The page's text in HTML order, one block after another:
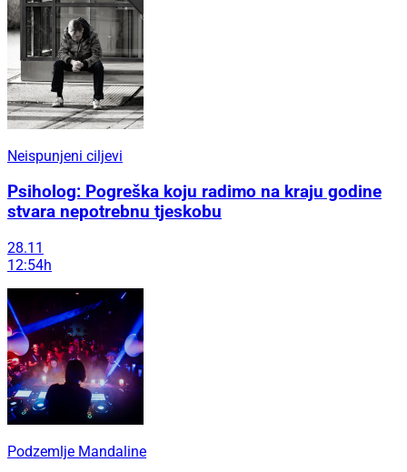
Neispunjeni ciljevi
Psiholog: Pogreška koju radimo na kraju godine
stvara nepotrebnu tjeskobu
28.11
12:54h
Podzemlje Mandaline